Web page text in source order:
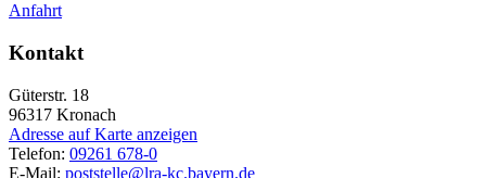
Anfahrt
Kontakt
Güterstr. 18
96317 Kronach
Adresse auf Karte anzeigen
Telefon: 09261 678-0
E-Mail: poststelle@lra-kc.bayern.de